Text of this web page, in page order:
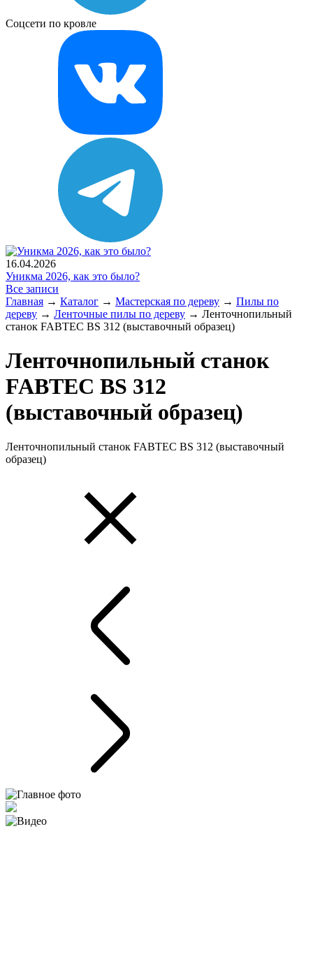
Соцсети по кровле
16.04.2026
Уникма 2026, как это было?
Все записи
Главная → Каталог → Мастерская по дереву → Пилы по
дереву → Ленточные пилы по дереву → Ленточнопильный
станок FABTEC BS 312 (выставочный образец)
Ленточнопильный станок
FABTEC BS 312
(выставочный образец)
Ленточнопильный станок FABTEC BS 312 (выставочный
образец)